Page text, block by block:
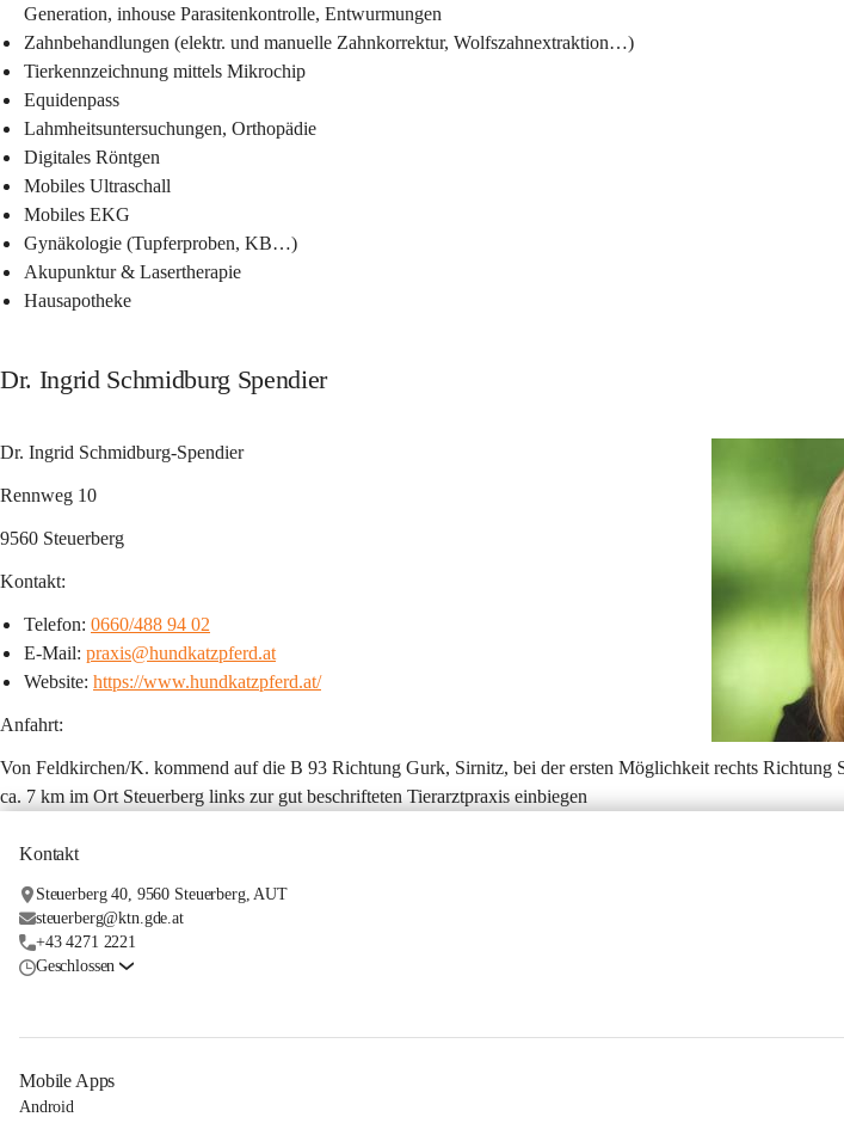
Generation, inhouse Parasitenkontrolle, Entwurmungen
Zahnbehandlungen (elektr. und manuelle Zahnkorrektur, Wolfszahnextraktion…)
Tierkennzeichnung mittels Mikrochip
Equidenpass
Lahmheitsuntersuchungen, Orthopädie
Digitales Röntgen
Mobiles Ultraschall
Mobiles EKG
Gynäkologie (Tupferproben, KB…)
Akupunktur & Lasertherapie
Hausapotheke
Dr. Ingrid Schmidburg Spendier
Dr. Ingrid Schmidburg-Spendier
Rennweg 10
9560 Steuerberg
Kontakt:
Telefon: 0660/488 94 02
E-Mail: praxis@hundkatzpferd.at
Website: https://www.hundkatzpferd.at/
Anfahrt:
Von Feldkirchen/K. kommend auf die B 93 Richtung Gurk, Sirnitz, bei der ersten Möglichkeit rechts Richtung
ca. 7 km im Ort Steuerberg links zur gut beschrifteten Tierarztpraxis einbiegen
Kontakt
Steuerberg 40, 9560 Steuerberg, AUT
steuerberg@ktn.gde.at
+43 4271 2221
Geschlossen
Mobile Apps
Android